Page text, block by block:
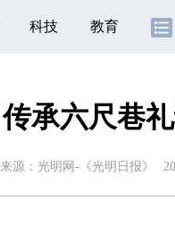
科技 教育
传承六尺巷
来源： 光明网-《光明日报》